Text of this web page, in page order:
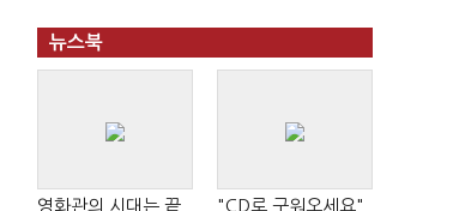
뉴스북
영화관의 시대는 끝
"CD로 구워오세요"